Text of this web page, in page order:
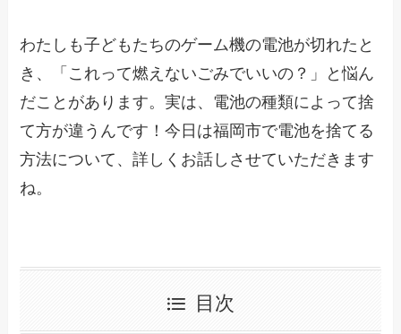
わたしも子どもたちのゲーム機の電池が切れたと
き、「これって燃えないごみでいいの？」と悩ん
だことがあります。実は、電池の種類によって捨
て方が違うんです！今日は福岡市で電池を捨てる
方法について、詳しくお話しさせていただきます
ね。
目次